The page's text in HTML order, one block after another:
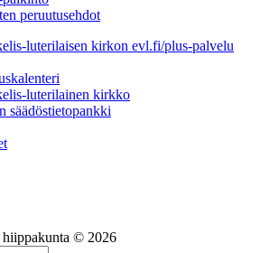
peruutusehdot
luterilaisen kirkon evl.fi/plus-palvelu
luterilainen kirkko
säädöstietopankki
hiippakunta © 2026